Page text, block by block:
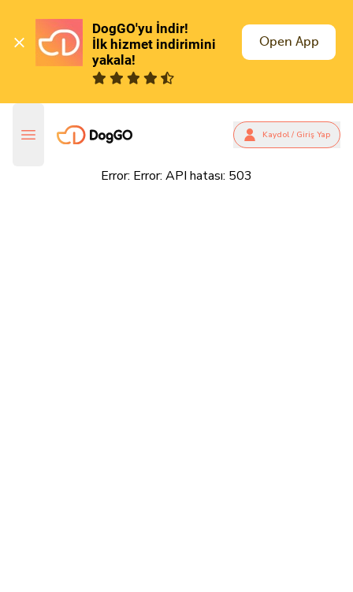
DogGO'yu İndir!
İlk hizmet indirimini
yakala!
Open App
Kaydol / Giriş Yap
Error: Error: API hatası: 503